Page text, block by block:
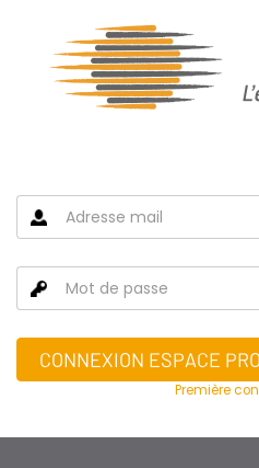
CONNEXION ESPACE PRO
Première